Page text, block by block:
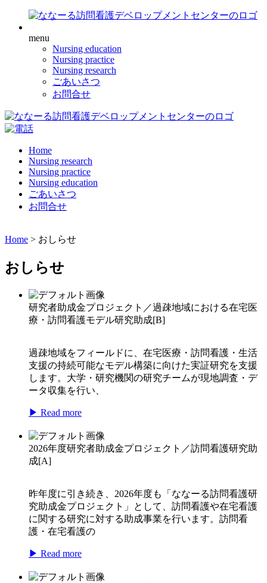
menu
Nursing education
Nursing practice
Nursing research
ごあいさつ
お問合せ
Home
Nursing research
Nursing practice
Nursing education
ごあいさつ
お問合せ
Home > おしらせ
おしらせ
研究者助成金プロジェクト／過疎地域における在宅医
療・訪問看護モデル研究助成[B]
過疎地域をフィールドに、在宅医療・訪問看護・生活
支援の持続可能なモデル構築に向けた実証研究を支援
します。大学・研究機関の研究チームが現地調査・デ
ータ収集を行い、
▶ Read more
2026年度研究者助成金プロジェクト／訪問看護研究助
成[A]
昨年度に引き続き、2026年度も「ななーる訪問看護研
究助成金プロジェクト」として、訪問看護や在宅看護
に関する研究に対する助成事業を行います。訪問看
護・在宅看護の
▶ Read more